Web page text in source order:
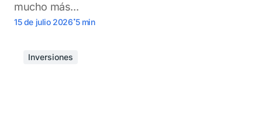
mucho más...
15 de julio 2026.5 min
Inversiones